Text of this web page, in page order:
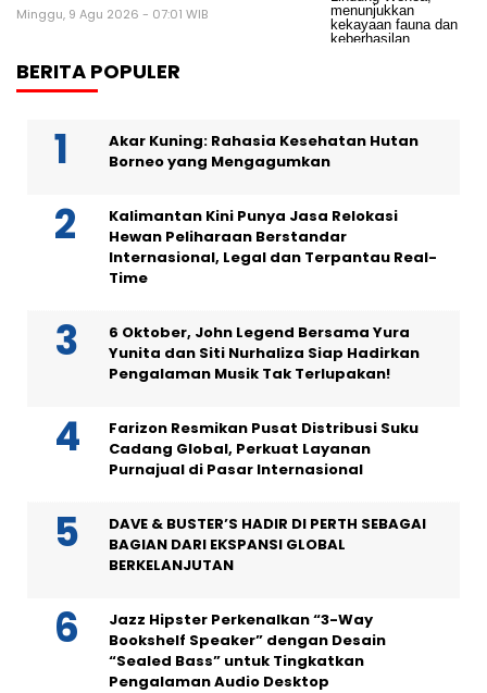
Minggu, 9 Agu 2026 - 07:01 WIB
BERITA POPULER
Akar Kuning: Rahasia Kesehatan Hutan
Borneo yang Mengagumkan
Kalimantan Kini Punya Jasa Relokasi
Hewan Peliharaan Berstandar
Internasional, Legal dan Terpantau Real-
Time
6 Oktober, John Legend Bersama Yura
Yunita dan Siti Nurhaliza Siap Hadirkan
Pengalaman Musik Tak Terlupakan!
Farizon Resmikan Pusat Distribusi Suku
Cadang Global, Perkuat Layanan
Purnajual di Pasar Internasional
DAVE & BUSTER’S HADIR DI PERTH SEBAGAI
BAGIAN DARI EKSPANSI GLOBAL
BERKELANJUTAN
Jazz Hipster Perkenalkan “3-Way
Bookshelf Speaker” dengan Desain
“Sealed Bass” untuk Tingkatkan
Pengalaman Audio Desktop